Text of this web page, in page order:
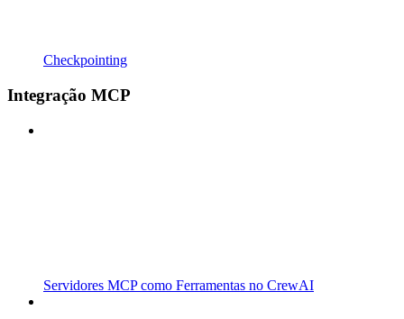
Checkpointing
Integração MCP
Servidores MCP como Ferramentas no CrewAI